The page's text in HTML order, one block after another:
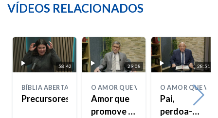
VÍDEOS RELACIONADOS
58:42
BÍBLIA ABERTA
Precursores
29:08
O AMOR QUE VIVE
Amor que
promove o
28:51
O AMOR QUE
Pai,
perdoa-